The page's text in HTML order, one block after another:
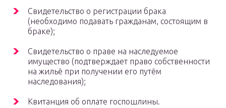
Свидетельство о регистрации брака
(необходимо подавать гражданам, состоящим в
браке);
Свидетельство о праве на наследуемое
имущество (подтверждает право собственности
на жильё при получении его путём
наследования);
Квитанция об оплате госпошлины.